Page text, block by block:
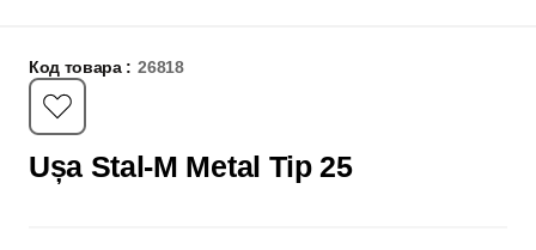
Код товара : 26818
Ușa Stal-M Metal Tip 25